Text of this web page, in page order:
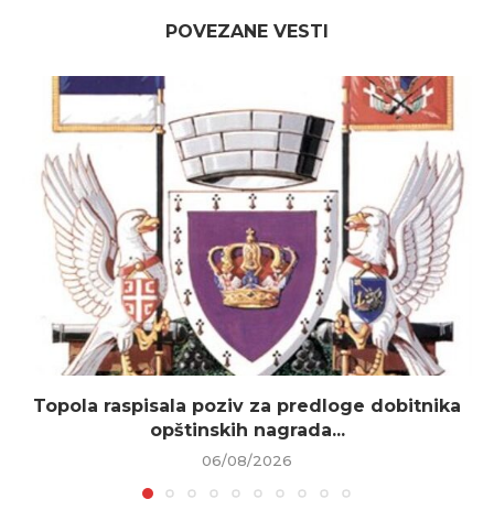
POVEZANE VESTI
Topola raspisala poziv za predloge dobitnika
opštinskih nagrada...
06/08/2026